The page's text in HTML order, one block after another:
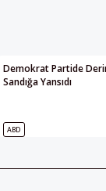
Demokrat Partide
Sandığa Yansıdı
ABD